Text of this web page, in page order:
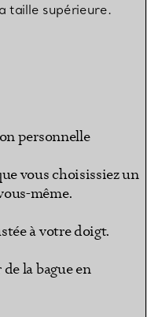
taille supérieure.
personnelle
vous choisissiez un
même.
à votre doigt.
la bague en